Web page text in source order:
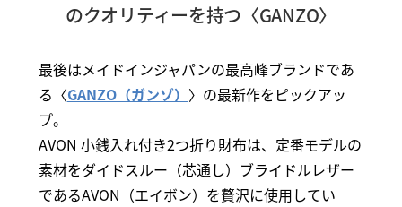
のクオリティーを持つ〈GANZO〉
最後はメイドインジャパンの最高峰ブランドであ
る〈GANZO（ガンゾ） 〉の最新作をピックアッ
プ。
AVON 小銭入れ付き2つ折り財布は、定番モデルの
素材をダイドスルー（芯通し）ブライドルレザー
であるAVON（エイボン）を贅沢に使用してい